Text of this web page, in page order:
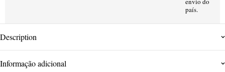
país.
Description
Informação adicional